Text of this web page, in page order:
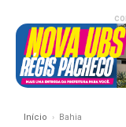
Início Bahia